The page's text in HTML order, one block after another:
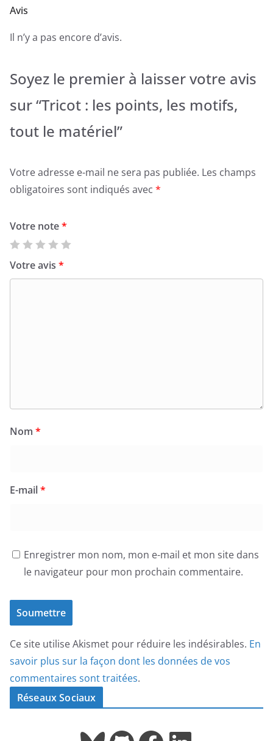
Avis
Il n’y a pas encore d’avis.
Soyez le premier à laisser votre avis
sur “Tricot : les points, les motifs,
tout le matériel”
Votre adresse e-mail ne sera pas publiée. Les champs
obligatoires sont indiqués avec *
Votre note*
Votre avis *
Nom *
E-mail*
Enregistrer mon nom, mon e-mail et mon site dans
le navigateur pour mon prochain commentaire.
Ce site utilise Akismet pour réduire les indésirables. En
savoir plus sur la façon dont les données de vos
commentaires sont traitées.
Réseaux Sociaux